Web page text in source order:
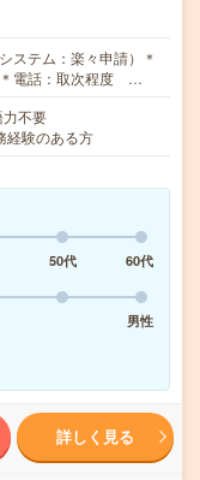
ステム：楽々申請）＊
＊電話：取次程度 …
力不要
経験のある方
50代
60代
男性
詳しく見る